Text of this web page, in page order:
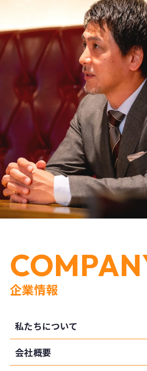
企業情報
私たちについて
会社概要